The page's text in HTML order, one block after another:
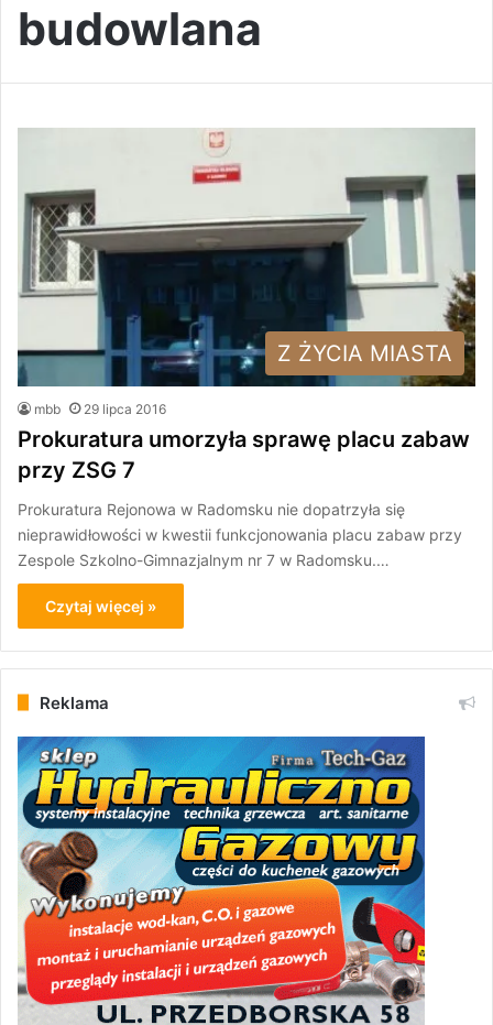
budowlana
Z ŻYCIA MIASTA
mbb 29 lipca 2016
Prokuratura umorzyła sprawę placu zabaw
przy ZSG 7
Prokuratura Rejonowa w Radomsku nie dopatrzyła się
nieprawidłowości w kwestii funkcjonowania placu zabaw przy
Zespole Szkolno-Gimnazjalnym nr 7 w Radomsku.…
Czytaj więcej »
Reklama